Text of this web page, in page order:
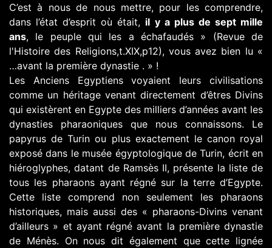
C’est à nous de nous mettre, pour les comprendre,
dans l’état d’esprit où était, il y a plus de sept mille
ans, le peuple qui les a échafaudés » (Revue de
l'Histoire des Religions,t.XIX,p12), vous avez bien lu «
…avant la première dynastie . » !
Les Anciens Egyptiens voyaient leurs civilisations
comme un héritage venant directement d’êtres Divins
qui existèrent en Egypte des milliers d’années avant les
dynasties pharaoniques que nous connaissons. Le
papyrus de Turin ou plus exactement le canon royal
exposé dans le musée égyptologique de Turin, écrit en
hiéroglyphes, datant de Ramsès II, présente la liste de
tous les pharaons ayant régné sur la terre d’Egypte.
Cette liste comprend non seulement les pharaons
historiques, mais aussi des « pharaons-Divins venant
d’ailleurs » et ayant régné avant la première dynastie
de Ménès. On nous dit également que cette lignée